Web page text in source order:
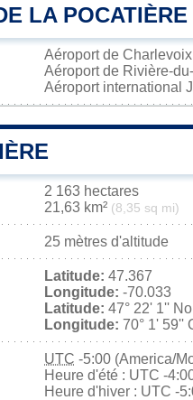
LA POCATIÈRE
Aéroport de Charlevoix
Aéroport de Rivière-
Aéroport international
2 163 hectares
21,63 km² (8,35 sq mi)
25 mètres d'altitude
Latitude: 47.367
Longitude: -70.033
Latitude: 47° 22' 1''
Longitude: 70° 1' 59''
UTC -5:00 (America/
Heure d'été : UTC -
Heure d'hiver : UTC -